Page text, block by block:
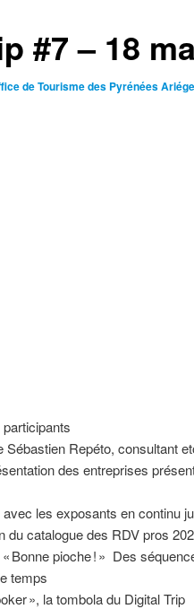
#7 – 18
de Tourisme des Pyrénées
Sébastien Repéto, consultant
des entreprises
les exposants en continu
du catalogue des RDV pros
Bonne pioche ! » Des
temps
», la tombola du Digital Trip